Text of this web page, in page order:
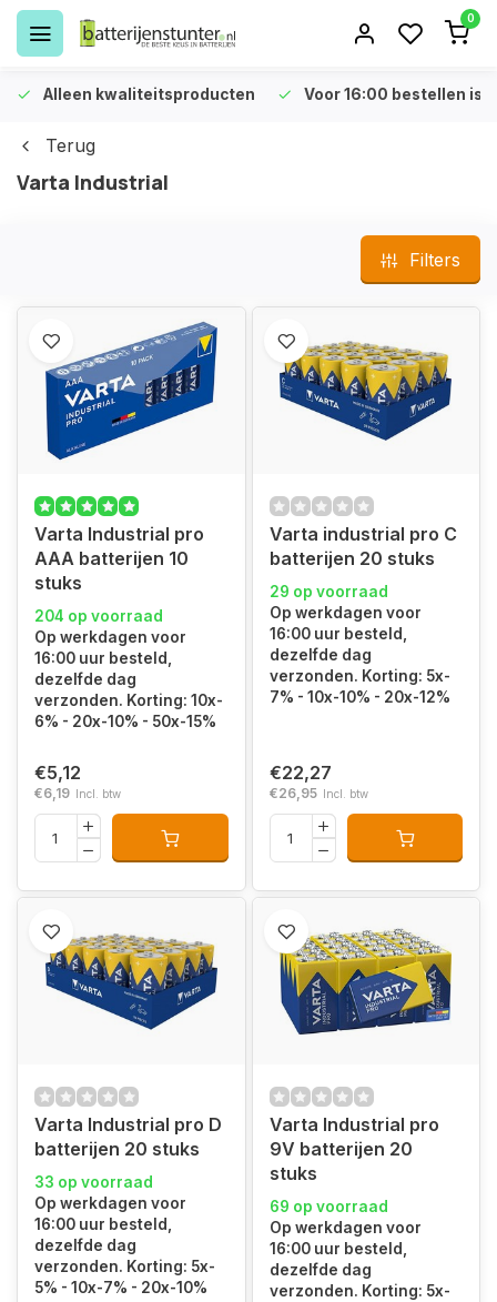
0
Alleen kwaliteitsproducten Voor 16:00 bestellen is
Terug
Varta Industrial
Filters
Varta Industrial pro
AAA batterijen 10
stuks
204 op voorraad
Op werkdagen voor
16:00 uur besteld,
dezelfde dag
verzonden. Korting: 10x-
6% - 20x-10% - 50x-15%
€5,12
€6,19 Incl. btw
Varta industrial pro C
batterijen 20 stuks
29 op voorraad
Op werkdagen voor
16:00 uur besteld,
dezelfde dag
verzonden. Korting: 5x-
7% - 10x-10% - 20x-12%
€22,27
€26,95 Incl. btw
Varta Industrial pro D
batterijen 20 stuks
33 op voorraad
Op werkdagen voor
16:00 uur besteld,
dezelfde dag
verzonden. Korting: 5x-
5% - 10x-7% - 20x-10%
Varta Industrial pro
9V batterijen 20
stuks
69 op voorraad
Op werkdagen voor
16:00 uur besteld,
dezelfde dag
verzonden. Korting: 5x-